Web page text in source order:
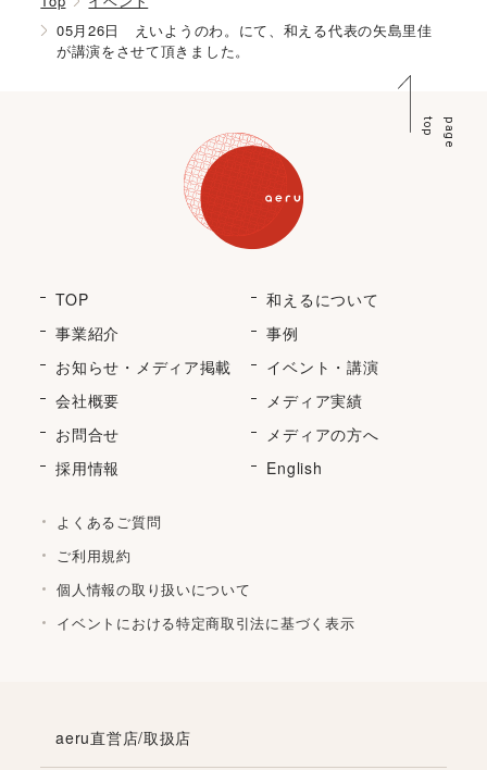
05月26日 えいようのわ。にて、和える代表の矢島里佳
が講演をさせて頂きました。
p
a
g
e
t
o
p
TOP
和えるについて
事業紹介
事例
お知らせ・メディア掲載
イベント・講演
会社概要
メディア実績
お問合せ
メディアの方へ
採用情報
English
よくあるご質問
ご利用規約
個人情報の取り扱いについて
イベントにおける特定商取引法に基づく表示
aeru直営店/取扱店